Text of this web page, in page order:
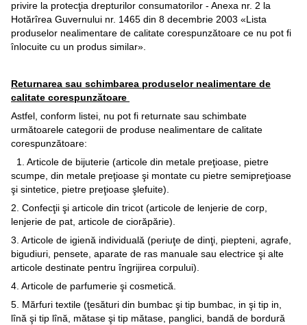
privire la protecţia drepturilor consumatorilor - Anexa nr. 2 la
Hotărîrea Guvernului nr. 1465 din 8 decembrie 2003 «Lista
produselor nealimentare de calitate corespunzătoare ce nu pot fi
înlocuite cu un produs similar».
Returnarea sau schimbarea produselor nealimentare de
calitate corespunzătoare
Astfel, conform listei, nu pot fi returnate sau schimbate
următoarele categorii de produse nealimentare de calitate
corespunzătoare:
1. Articole de bijuterie (articole din metale preţioase, pietre
scumpe, din metale preţioase şi montate cu pietre semipreţioase
şi sintetice, pietre preţioase şlefuite).
2. Confecţii şi articole din tricot (articole de lenjerie de corp,
lenjerie de pat, articole de ciorăpărie).
3. Articole de igienă individuală (periuţe de dinţi, piepteni, agrafe,
bigudiuri, pensete, aparate de ras manuale sau electrice şi alte
articole destinate pentru îngrijirea corpului).
4. Articole de parfumerie şi cosmetică.
5. Mărfuri textile (ţesături din bumbac şi tip bumbac, in şi tip in,
lînă şi tip lînă, mătase şi tip mătase, panglici, bandă de bordură